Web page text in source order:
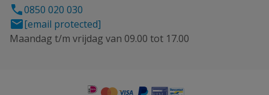
0850 020 030
[email protected]
Maandag t/m vrijdag van 09.00 tot 17.00